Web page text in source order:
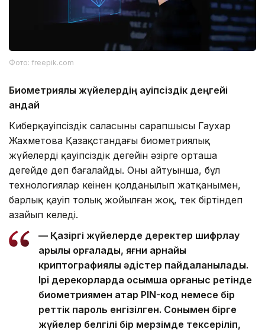
Фото: freepik.com
Биометриялық жүйелердің қауіпсіздік деңгейі
қандай
Киберқауіпсіздік саласының сарапшысы Гаухар
Жахметова Қазақстандағы биометриялық
жүйелердің қауіпсіздік деңгейін әзірге орташа
деңгейде деп бағалайды. Оның айтуынша, бұл
технологиялар кеңінен қолданылып жатқанымен,
барлық қауіп толық жойылған жоқ, тек біртіндеп
азайып келеді.
— Қазіргі жүйелерде деректер шифрлау
арқылы қорғалады, яғни арнайы
криптографиялық әдістер пайдаланылады.
Ірі дерекқорларда қосымша қорғаныс ретінде
биометриямен қатар PIN-код немесе бір
реттік пароль енгізілген. Сонымен бірге
жүйелер белгілі бір мерзімде тексеріліп,